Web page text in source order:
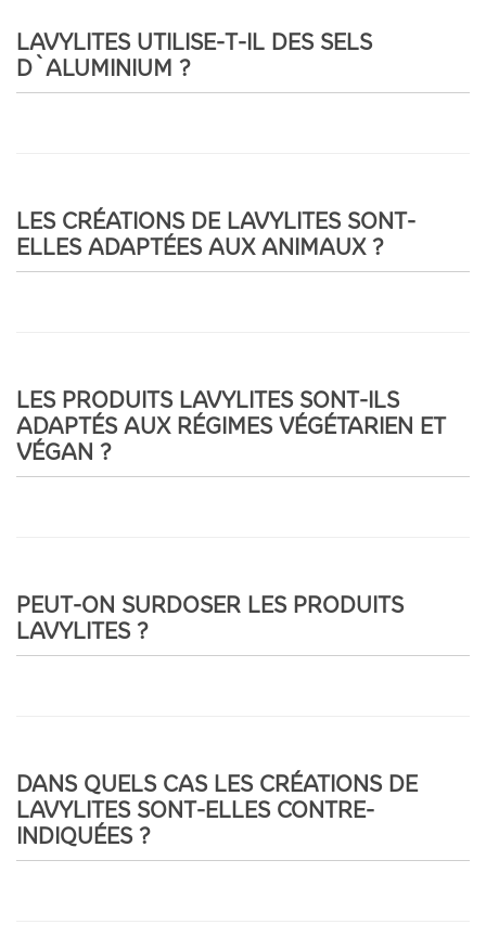
LAVYLITES UTILISE-T-IL DES SELS
D`ALUMINIUM ?
LES CRÉATIONS DE LAVYLITES SONT-
ELLES ADAPTÉES AUX ANIMAUX ?
LES PRODUITS LAVYLITES SONT-ILS
ADAPTÉS AUX RÉGIMES VÉGÉTARIEN ET
VÉGAN ?
PEUT-ON SURDOSER LES PRODUITS
LAVYLITES ?
DANS QUELS CAS LES CRÉATIONS DE
LAVYLITES SONT-ELLES CONTRE-
INDIQUÉES ?